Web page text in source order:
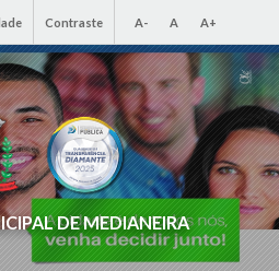
Contraste A- A A+
DE MEDIANEIRA